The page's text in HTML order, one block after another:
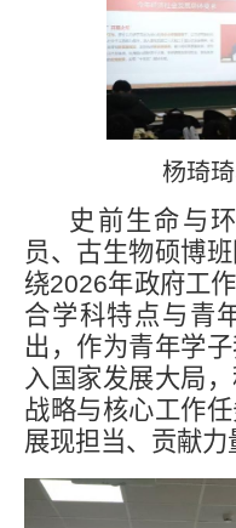
杨琦
史前生命与
员、古生物硕博
绕2026年政府工
合学科特点与青
出，作为青年学
入国家发展大局
战略与核心工作
展现担当、贡献力